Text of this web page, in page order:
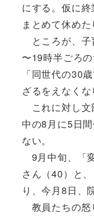
にする。仮に
まとめて休めた
ところが、子
〜19時半ごろ
「同世代の30
ざるをえなく
これに対し文
中の8月に5日
ない。
9月中旬、「
さん（40）と
り、今月8日、
教員たちの怒